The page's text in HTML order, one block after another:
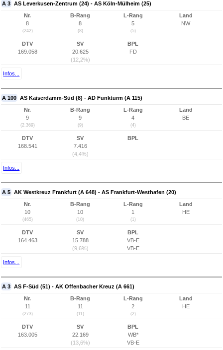
A 3 AS Leverkusen-Zentrum (24) - AS Köln-Mülheim (25)
Nr.
8
(242)
B-Rang
8
(8)
L-Rang
5
(5)
Land
NW
DTV
169.058
SV
20.625
(12,2%)
BPL
FD
Infos...
A 100 AS Kaiserdamm-Süd (8) - AD Funkturm (A 115)
Nr.
9
(2.369)
B-Rang
9
(9)
L-Rang
4
(4)
Land
BE
DTV
168.541
SV
7.416
(4,4%)
BPL
Infos...
A 5 AK Westkreuz Frankfurt (A 648) - AS Frankfurt-Westhafen (20)
Nr.
10
(465)
B-Rang
10
(10)
L-Rang
1
(1)
Land
HE
DTV
164.463
SV
15.788
(9,6%)
BPL
VB-E
VB-E
Infos...
A 3 AS F-Süd (51) - AK Offenbacher Kreuz (A 661)
Nr.
11
(273)
B-Rang
11
(11)
L-Rang
2
(2)
Land
HE
DTV
163.005
SV
22.169
(13,6%)
BPL
WB*
VB-E